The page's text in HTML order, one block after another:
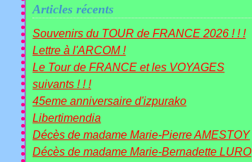
Articles récents
Souvenirs du TOUR de FRANCE 2026 ! ! !
Lettre à l'ARCOM !
Le Tour de FRANCE et les VOYAGES
suivants ! ! !
45eme anniversaire d'izpurako
Libertimendia
Décès de madame Marie-Pierre AMESTOY
Décès de madame Marie-Bernadette LURO